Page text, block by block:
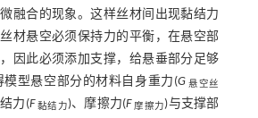
融合的现象。这样丝材间出现黏结力
材悬空必须保持力的平衡，在悬空部
因此必须添加支撑，给悬垂部分足够
模型悬空部分的材料自身重力(G 悬空丝
力(F 黏结力)、摩擦力(F 摩擦力)与支撑部